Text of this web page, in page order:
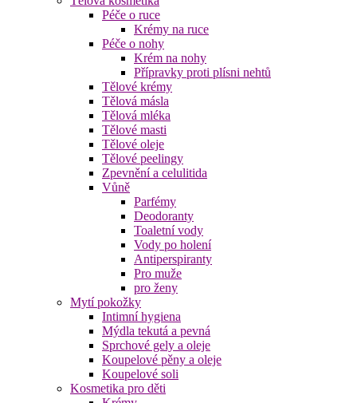
Péče o ruce
Krémy na ruce
Péče o nohy
Krém na nohy
Přípravky proti plísni nehtů
Tělové krémy
Tělová másla
Tělová mléka
Tělové masti
Tělové oleje
Tělové peelingy
Zpevnění a celulitida
Vůně
Parfémy
Deodoranty
Toaletní vody
Vody po holení
Antiperspiranty
Pro muže
pro ženy
Mytí pokožky
Intimní hygiena
Mýdla tekutá a pevná
Sprchové gely a oleje
Koupelové pěny a oleje
Koupelové soli
Kosmetika pro děti